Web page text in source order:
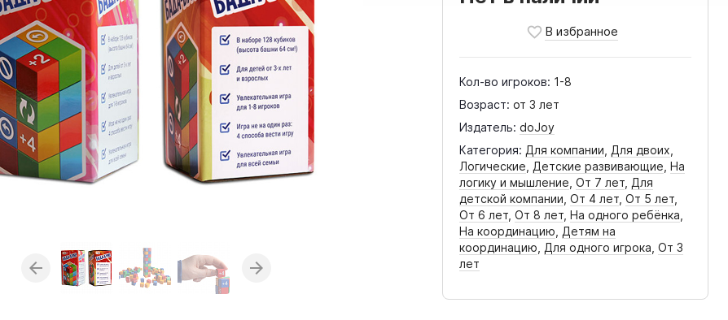
Кол-во игроков: 1-8
Возраст: от 3 лет
Издатель: doJoy
Категория: Для компании Для двоих
Логические Детские развивающие ,На
логику и мышление ,От 7 лет Для
детской компании ,От 4 лет ,От 5 лет
От 6 лет ,От 8 лет ,На одного ребёнка
На координацию Детям на
координацию Для одного игрока ,От 3
лет